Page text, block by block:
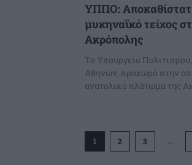
ΥΠΠΟ:
μυκηναϊκό τείχος
Ακρόπολης
Το Υπουργείο
Αθηνών, προχωρά στην
ανατολικό πλάτωμα της
1 2 3 ...